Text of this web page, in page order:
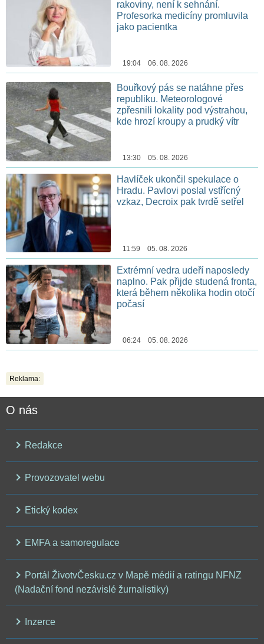
rakoviny, není k sehnání.
Profesorka medicíny promluvila
jako pacientka
19:04 06. 08. 2026
Bouřkový pás se natáhne přes
republiku. Meteorologové
zpřesnili lokality pod výstrahou,
kde hrozí kroupy a prudký vítr
13:30 05. 08. 2026
Havlíček ukončil spekulace o
Hradu. Pavlovi poslal vstřícný
vzkaz, Decroix pak tvrdě setřel
11:59 05. 08. 2026
Extrémní vedra udeří naposledy
naplno. Pak přijde studená fronta,
která během několika hodin otočí
počasí
06:24 05. 08. 2026
Reklama:
O nás
Redakce
Provozovatel webu
Etický kodex
EMFA a samoregulace
Portál ŽivotvČesku.cz v Mapě médií a ratingu NFNZ
(Nadační fond nezávislé žurnalistiky)
Inzerce